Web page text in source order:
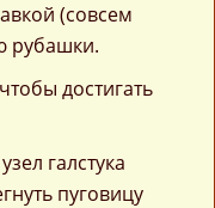
(совсем
рубашки.
достигать
галстука
пуговицу